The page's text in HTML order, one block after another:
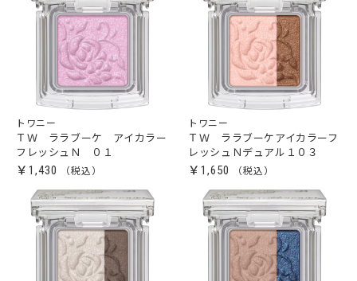
トワニー
ＴＷ ララブーケ アイカラー
フレッシュＮ ０１
￥1,430
トワニー
ＴＷ ララブーケアイカラーフ
レッシュＮデュアル１０３
￥1,650